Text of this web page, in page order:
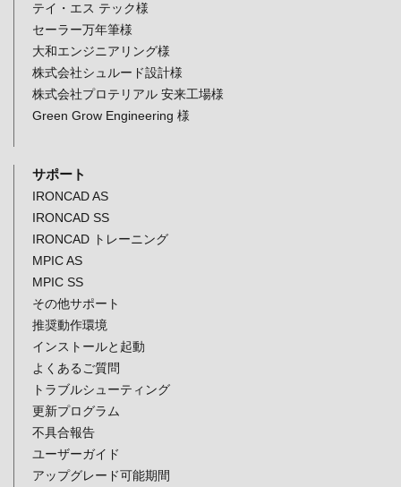
テイ・エス テック様
セーラー万年筆様
大和エンジニアリング様
株式会社シュルード設計様
株式会社プロテリアル 安来工場様
Green Grow Engineering 様
サポート
IRONCAD AS
IRONCAD SS
IRONCAD トレーニング
MPIC AS
MPIC SS
その他サポート
推奨動作環境
インストールと起動
よくあるご質問
トラブルシューティング
更新プログラム
不具合報告
ユーザーガイド
アップグレード可能期間